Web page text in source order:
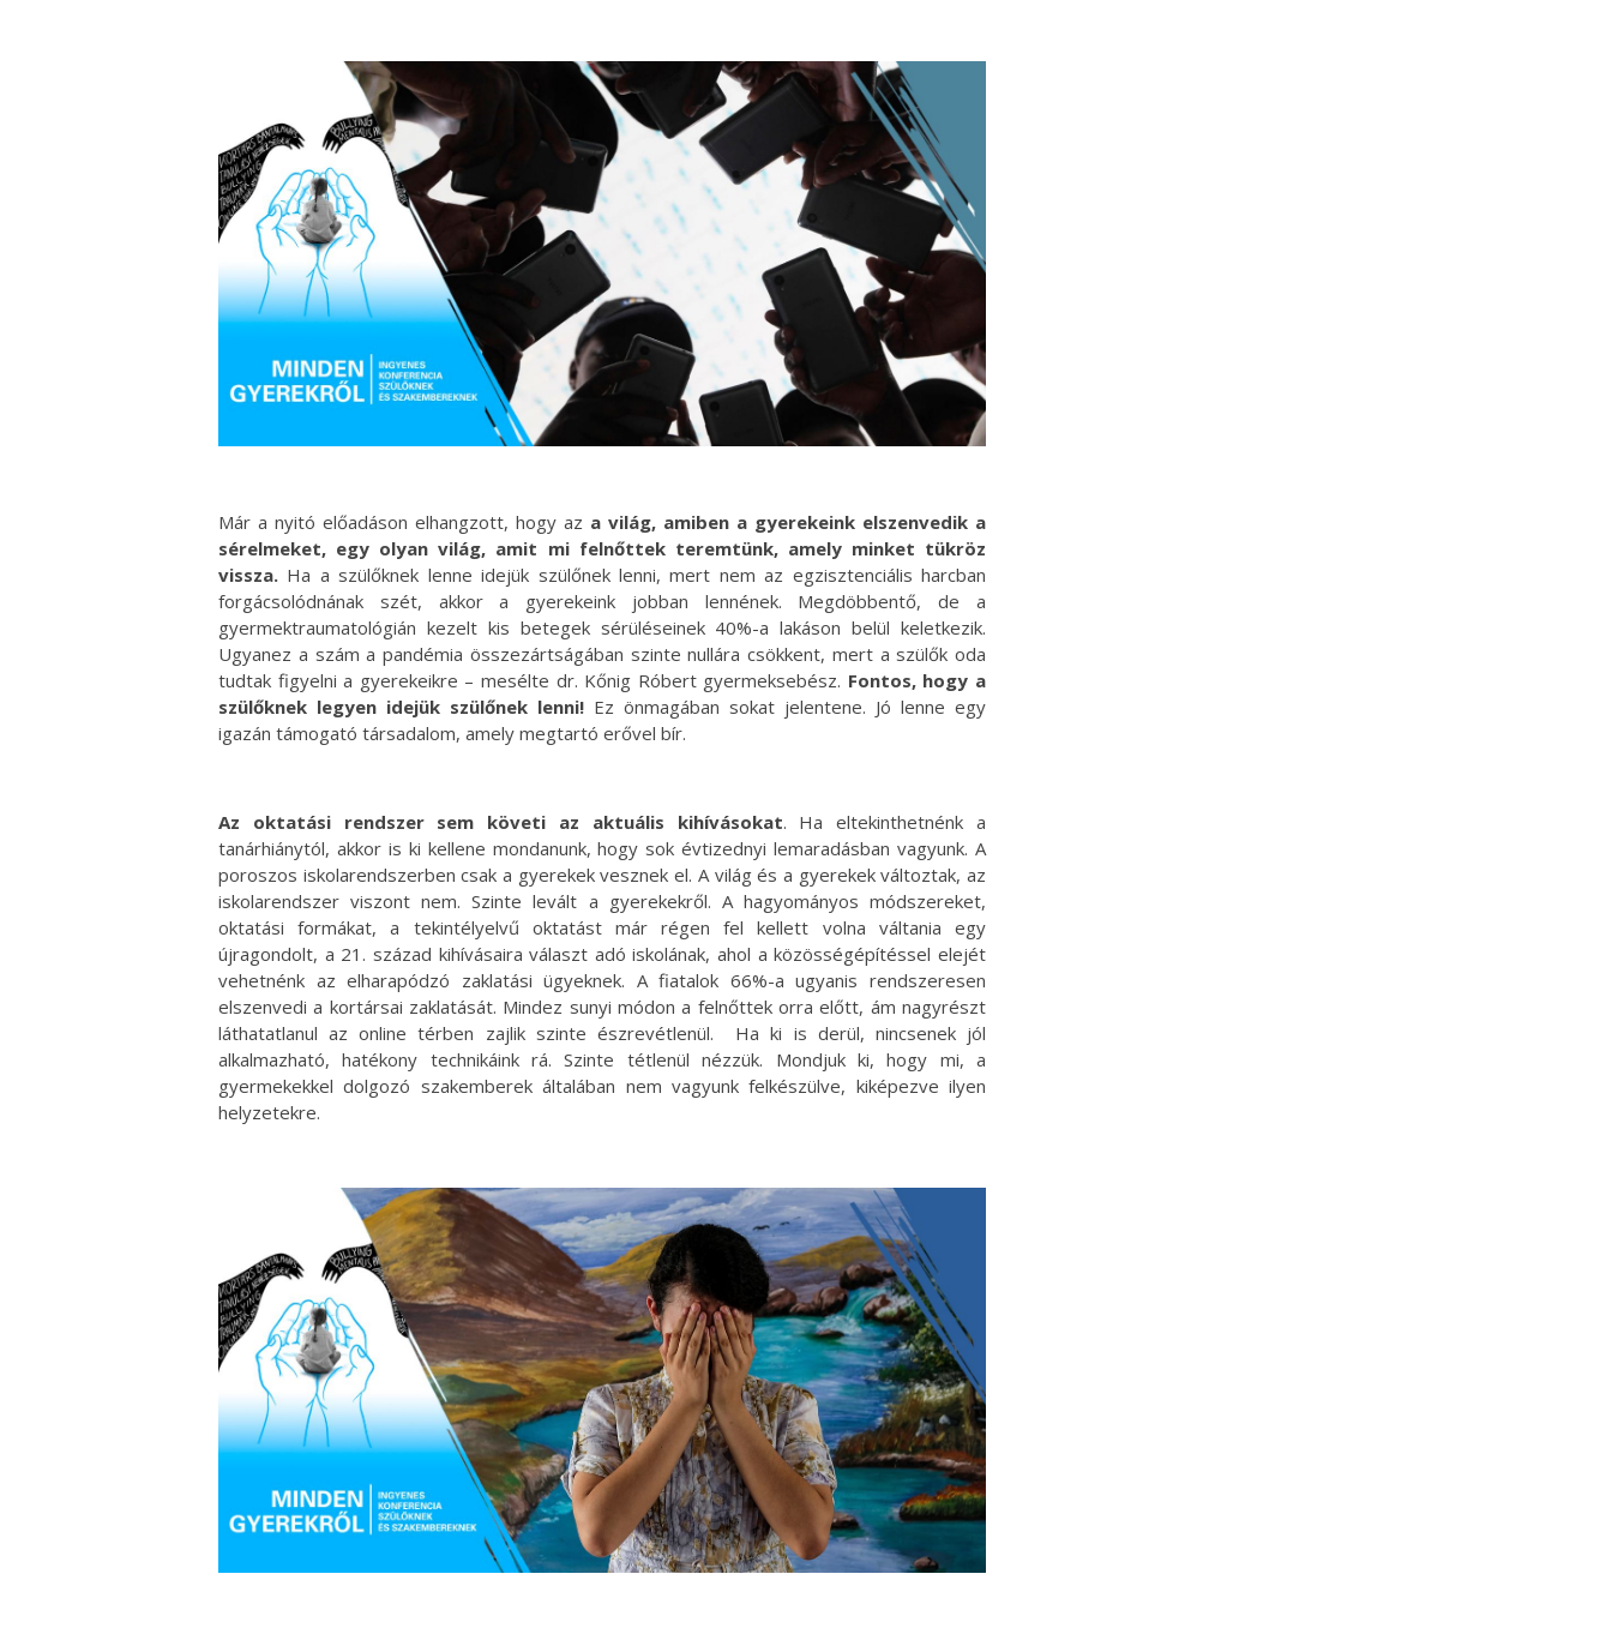
Már a nyitó előadáson elhangzott, hogy az a világ, amiben a gyerekeink elszenvedik a
sérelmeket, egy olyan világ, amit mi felnőttek teremtünk, amely minket tükröz
vissza. Ha a szülőknek lenne idejük szülőnek lenni, mert nem az egzisztenciális harcban
forgácsolódnának szét, akkor a gyerekeink jobban lennének. Megdöbbentő, de a
gyermektraumatológián kezelt kis betegek sérüléseinek 40%-a lakáson belül keletkezik.
Ugyanez a szám a pandémia összezártságában szinte nullára csökkent, mert a szülők oda
tudtak figyelni a gyerekeikre – mesélte dr. Kőnig Róbert gyermeksebész. Fontos, hogy a
szülőknek legyen idejük szülőnek lenni! Ez önmagában sokat jelentene. Jó lenne egy
igazán támogató társadalom, amely megtartó erővel bír.
Az oktatási rendszer sem követi az aktuális kihívásokat. Ha eltekinthetnénk a
tanárhiánytól, akkor is ki kellene mondanunk, hogy sok évtizednyi lemaradásban vagyunk. A
poroszos iskolarendszerben csak a gyerekek vesznek el. A világ és a gyerekek változtak, az
iskolarendszer viszont nem. Szinte levált a gyerekekről. A hagyományos módszereket,
oktatási formákat, a tekintélyelvű oktatást már régen fel kellett volna váltania egy
újragondolt, a 21. század kihívásaira választ adó iskolának, ahol a közösségépítéssel elejét
vehetnénk az elharapódzó zaklatási ügyeknek. A fiatalok 66%-a ugyanis rendszeresen
elszenvedi a kortársai zaklatását. Mindez sunyi módon a felnőttek orra előtt, ám nagyrészt
láthatatlanul az online térben zajlik szinte észrevétlenül. Ha ki is derül, nincsenek jól
alkalmazható, hatékony technikáink rá. Szinte tétlenül nézzük. Mondjuk ki, hogy mi, a
gyermekekkel dolgozó szakemberek általában nem vagyunk felkészülve, kiképezve ilyen
helyzetekre.